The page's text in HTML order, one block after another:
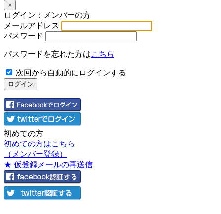
×
ログイン：メンバーの方
メールアドレス
パスワード
パスワードを忘れた方はこちら
次回から自動的にログインする
初めての方
初めての方はこちら
（メンバー登録）
★ 仮登録メールの再送信